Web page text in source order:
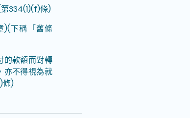
334(1)(f)條)
)(下稱「舊條
的款額而對轉
亦不得視為就
條)